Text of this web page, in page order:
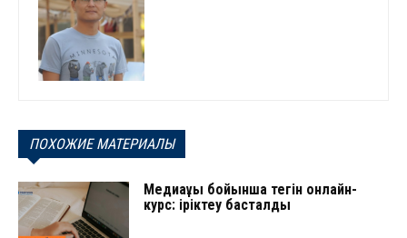
ПОХОЖИЕ МАТЕРИАЛЫ
Медиақұқық бойынша тегін онлайн-
курс: іріктеу басталды